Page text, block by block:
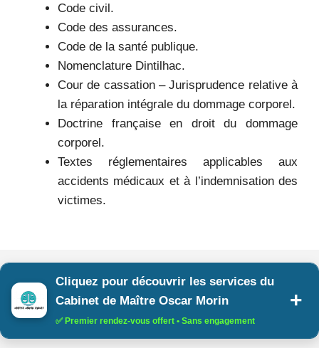
Code civil.
Code des assurances.
Code de la santé publique.
Nomenclature Dintilhac.
Cour de cassation – Jurisprudence relative à
la réparation intégrale du dommage corporel.
Doctrine française en droit du dommage
corporel.
Textes réglementaires applicables aux
accidents médicaux et à l’indemnisation des
victimes.
Cliquez pour découvrir les services du
Cabinet de Maître Oscar Morin
✅ Premier rendez-vous offert • Sans engagement